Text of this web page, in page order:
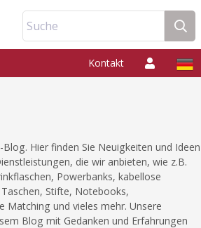
Suche
Kontakt
Hier finden Sie Neuigkeiten und Ideen
die wir anbieten, wie z.B.
Powerbanks, kabellose
Stifte, Notebooks,
Matching und vieles mehr. Unsere
Blog mit Gedanken und Erfahrungen